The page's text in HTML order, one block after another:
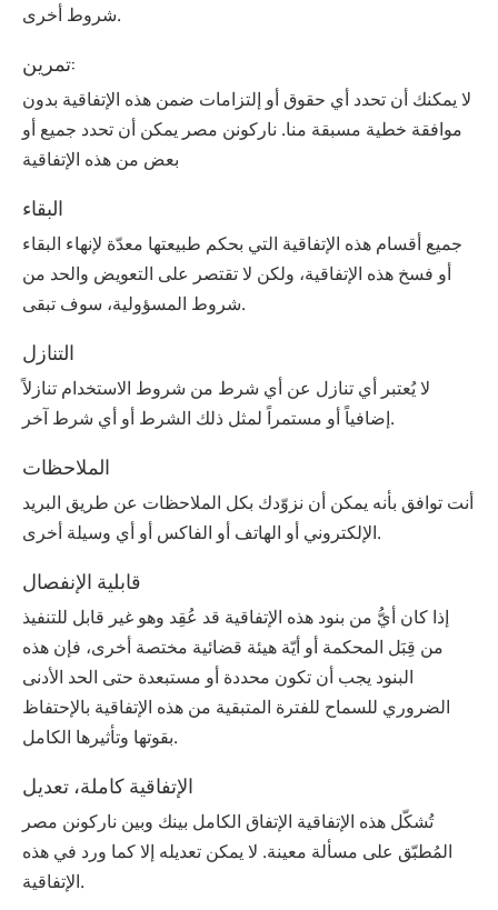
شروط أخرى.
تمرين:
لا يمكنك أن تحدد أي حقوق أو إلتزامات ضمن هذه الإتفاقية بدون
موافقة خطية مسبقة منا. ‫ناركونن‬ ‫مصر‬ يمكن أن تحدد جميع أو
بعض من هذه الإتفاقية
البقاء
جميع أقسام هذه الإتفاقية التي بحكم طبيعتها معدّة لإنهاء البقاء
أو فسخ هذه الإتفاقية، ولكن لا تقتصر على التعويض والحد من
شروط المسؤولية، سوف تبقى.
التنازل
لا يُعتبر أي تنازل عن أي شرط من شروط الاستخدام تنازلاً
إضافياً أو مستمراً لمثل ذلك الشرط أو أي شرط آخر.
الملاحظات
أنت توافق بأنه يمكن أن نزوّدك بكل الملاحظات عن طريق البريد
الإلكتروني أو الهاتف أو الفاكس أو أي وسيلة أخرى.
قابلية الإنفصال
إذا كان أيُّ من بنود هذه الإتفاقية قد عُقِد وهو غير قابل للتنفيذ
من قِبَل المحكمة أو أيّة هيئة قضائية مختصة أخرى، فإن هذه
البنود يجب أن تكون محددة أو مستبعدة حتى الحد الأدنى
الضروري للسماح للفترة المتبقية من هذه الإتفاقية بالإحتفاظ
بقوتها وتأثيرها الكامل.
الإتفاقية كاملة، تعديل
تُشكّل هذه الإتفاقية الإتفاق الكامل بينك وبين ‫ناركونن‬ ‫مصر‬
المُطبّق على مسألة معينة. لا يمكن تعديله إلا كما ورد في هذه
الإتفاقية.